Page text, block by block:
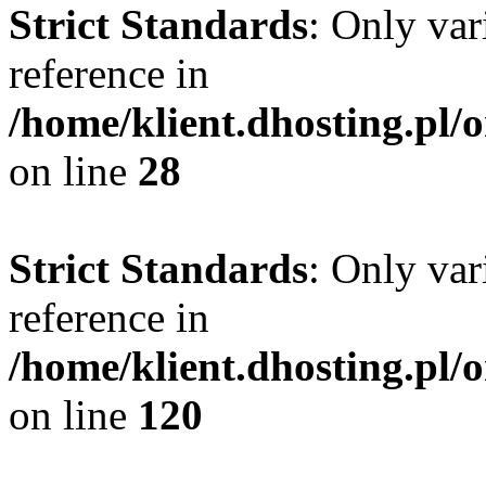
Strict Standards: Only
reference in
/home/klient.dhosting.pl/
on line 28
Strict Standards: Only
reference in
/home/klient.dhosting.pl/
on line 120